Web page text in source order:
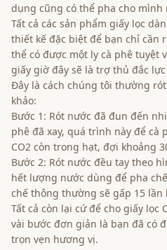
dụng cũng có thể pha cho mình
Tất cả các sản phẩm giấy lọc
thiết kế đặc biệt để bạn chỉ cần
thể có được một ly cà phê tuyệt
giấy giờ đây sẽ là trợ thủ đắc
Đây là cách chúng tôi thường
khảo:
Bước 1: Rót nước đã đun đến
phê đã xay, quá trình này để cà
CO2 còn trong hạt, đợi khoảng
Bước 2: Rót nước đều tay theo
hết lượng nước dùng để pha
chế thông thường sẽ gấp 15 lần
Tất cả còn lại cứ để cho giấy lọc
vài bước đơn giản là bạn đã có
trọn vẹn hương vị.